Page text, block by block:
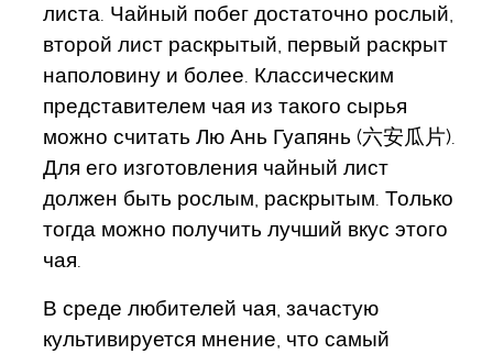
листа. Чайный побег достаточно рослый,
второй лист раскрытый, первый раскрыт
наполовину и более. Классическим
представителем чая из такого сырья
можно считать Лю Ань Гуапянь (六安瓜片).
Для его изготовления чайный лист
должен быть рослым, раскрытым. Только
тогда можно получить лучший вкус этого
чая.
В среде любителей чая, зачастую
культивируется мнение, что самый